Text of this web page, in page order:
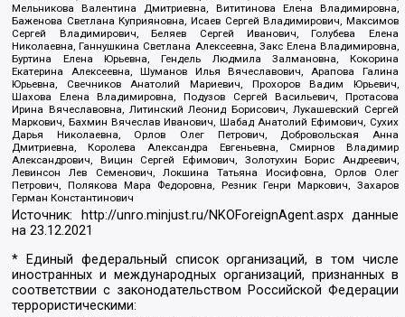
Мельникова Валентина Дмитриевна, Вититинова Елена Владимировна,
Баженова Светлана Куприяновна, Исаев Сергей Владимирович, Максимов
Сергей Владимирович, Беляев Сергей Иванович, Голубева Елена
Николаевна, Ганнушкина Светлана Алексеевна, Закс Елена Владимировна,
Буртина Елена Юрьевна, Гендель Людмила Залмановна, Кокорина
Екатерина Алексеевна, Шуманов Илья Вячеславович, Арапова Галина
Юрьевна, Свечников Анатолий Мариевич, Прохоров Вадим Юрьевич,
Шахова Елена Владимировна, Подузов Сергей Васильевич, Протасова
Ирина Вячеславовна, Литинский Леонид Борисович, Лукашевский Сергей
Маркович, Бахмин Вячеслав Иванович, Шабад Анатолий Ефимович, Сухих
Дарья Николаевна, Орлов Олег Петрович, Добровольская Анна
Дмитриевна, Королева Александра Евгеньевна, Смирнов Владимир
Александрович, Вицин Сергей Ефимович, Золотухин Борис Андреевич,
Левинсон Лев Семенович, Локшина Татьяна Иосифовна, Орлов Олег
Петрович, Полякова Мара Федоровна, Резник Генри Маркович, Захаров
Герман Константинович
Источник: http://unro.minjust.ru/NKOForeignAgent.aspxданные
на23.12.2021
* Единый федеральный список организаций, в том числе
иностранных и международных организаций, признанных в
соответствии с законодательством Российской Федерации
террористическими: